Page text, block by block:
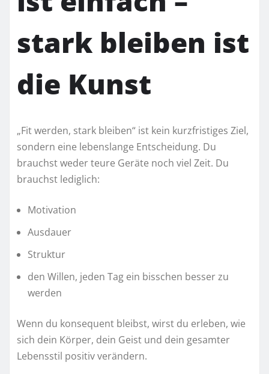
stark bleiben ist
die Kunst
„Fit werden, stark bleiben“ ist kein kurzfristiges Ziel,
sondern eine lebenslange Entscheidung. Du
brauchst weder teure Geräte noch viel Zeit. Du
brauchst lediglich:
Motivation
Ausdauer
Struktur
den Willen, jeden Tag ein bisschen besser zu
werden
Wenn du konsequent bleibst, wirst du erleben, wie
sich dein Körper, dein Geist und dein gesamter
Lebensstil positiv verändern.